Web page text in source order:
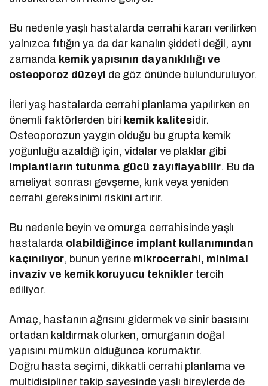
Bu nedenle yaşlı hastalarda cerrahi kararı verilirken
yalnızca fıtığın ya da dar kanalın şiddeti değil, aynı
zamanda kemik yapısının dayanıklılığı ve
osteoporoz düzeyi de göz önünde bulunduruluyor.
İleri yaş hastalarda cerrahi planlama yapılırken en
önemli faktörlerden biri kemik kalitesidir.
Osteoporozun yaygın olduğu bu grupta kemik
yoğunluğu azaldığı için, vidalar ve plaklar gibi
implantların tutunma gücü zayıflayabilir. Bu da
ameliyat sonrası gevşeme, kırık veya yeniden
cerrahi gereksinimi riskini artırır.
Bu nedenle beyin ve omurga cerrahisinde yaşlı
hastalarda olabildiğince implant kullanımından
kaçınılıyor, bunun yerine mikrocerrahi, minimal
invaziv ve kemik koruyucu teknikler tercih
ediliyor.
Amaç, hastanın ağrısını gidermek ve sinir basısını
ortadan kaldırmak olurken, omurganın doğal
yapısını mümkün olduğunca korumaktır.
Doğru hasta seçimi, dikkatli cerrahi planlama ve
multidisipliner takip sayesinde yaşlı bireylerde de